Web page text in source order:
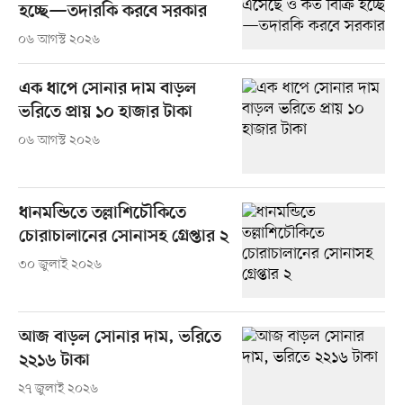
হচ্ছে—তদারকি করবে সরকার
০৬ আগস্ট ২০২৬
এক ধাপে সোনার দাম বাড়ল
ভরিতে প্রায় ১০ হাজার টাকা
০৬ আগস্ট ২০২৬
ধানমন্ডিতে তল্লাশিচৌকিতে
চোরাচালানের সোনাসহ গ্রেপ্তার ২
৩০ জুলাই ২০২৬
আজ বাড়ল সোনার দাম, ভরিতে
২২১৬ টাকা
২৭ জুলাই ২০২৬